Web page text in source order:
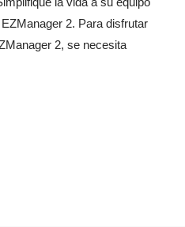
2. Para disfrutar
2, se necesita